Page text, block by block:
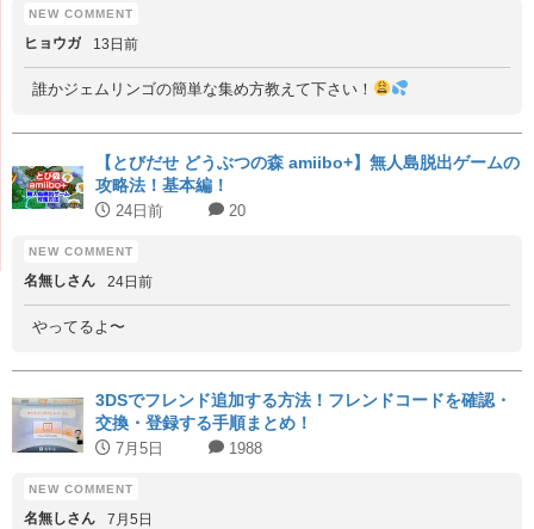
ヒョウガ 13日前
誰かジェムリンゴの簡単な集め方教えて下さい！
【とびだせ どうぶつの森 amiibo+】無人島脱出ゲームの
攻略法！基本編！
24日前 20
名無しさん 24日前
やってるよ〜
3DSでフレンド追加する方法！フレンドコードを確認・
交換・登録する手順まとめ！
7月5日 1988
名無しさん 7月5日